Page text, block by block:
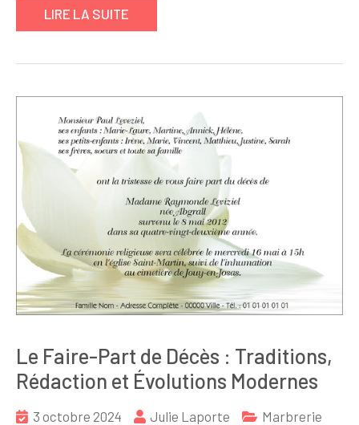
LIRE LA SUITE
Le Faire-Part de Décès : Traditions,
Rédaction et Évolutions Modernes
3 octobre 2024 Julie Laporte
Marbrerie